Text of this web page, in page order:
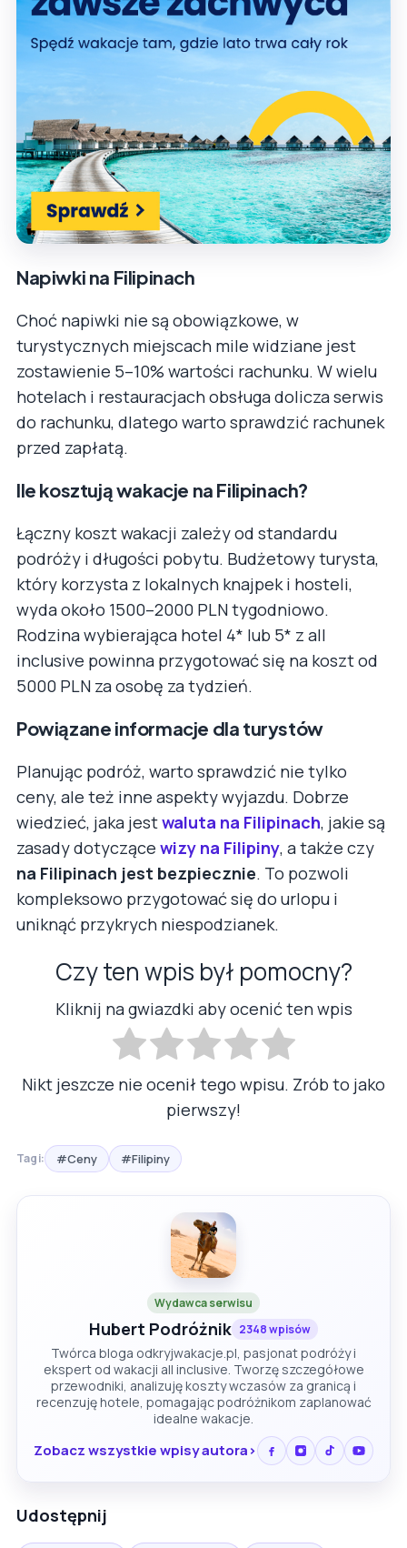
Napiwki na Filipinach
Choć napiwki nie są obowiązkowe, w
turystycznych miejscach mile widziane jest
zostawienie 5–10% wartości rachunku. W wielu
hotelach i restauracjach obsługa dolicza serwis
do rachunku, dlatego warto sprawdzić rachunek
przed zapłatą.
Ile kosztują wakacje na Filipinach?
Łączny koszt wakacji zależy od standardu
podróży i długości pobytu. Budżetowy turysta,
który korzysta z lokalnych knajpek i hosteli,
wyda około 1500–2000 PLN tygodniowo.
Rodzina wybierająca hotel 4* lub 5* z all
inclusive powinna przygotować się na koszt od
5000 PLN za osobę za tydzień.
Powiązane informacje dla turystów
Planując podróż, warto sprawdzić nie tylko
ceny, ale też inne aspekty wyjazdu. Dobrze
wiedzieć, jaka jestwaluta na Filipinach, jakie są
zasady dotyczące wizy na Filipiny, a także czy
na Filipinach jest bezpiecznie. To pozwoli
kompleksowo przygotować się do urlopu i
uniknąć przykrych niespodzianek.
Czy ten wpis był pomocny?
Kliknij na gwiazdki aby ocenić ten wpis
Nikt jeszcze nie ocenił tego wpisu. Zrób to jako
pierwszy!
Tagi: #Ceny #Filipiny
Wydawca serwisu
Hubert Podróżnik 2348 wpisów
Twórca bloga odkryjwakacje.pl, pasjonat podróży i
ekspert od wakacji all inclusive. Tworzę szczegółowe
przewodniki, analizuję koszty wczasów za granicą i
recenzuję hotele, pomagając podróżnikom zaplanować
idealne wakacje.
Zobacz wszystkie wpisy autora
Udostępnij